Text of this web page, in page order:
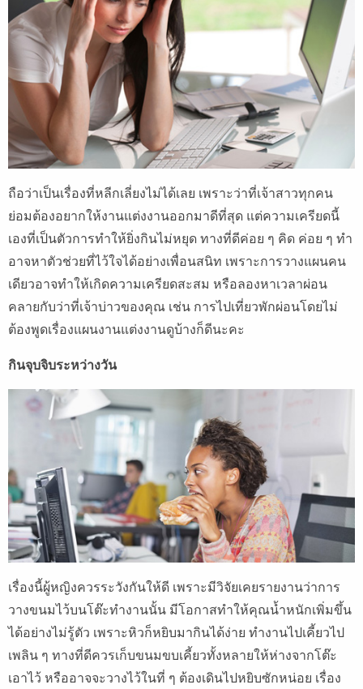
ถือว่าเป็นเรื่องที่หลีกเลี่ยงไม่ได้เลย เพราะว่าที่เจ้าสาวทุกคน
ย่อมต้องอยากให้งานแต่งงานออกมาดีที่สุด แต่ความเครียดนี้
เองที่เป็นตัวการทำให้ยิ่งกินไม่หยุด ทางที่ดีค่อย ๆ คิด ค่อย ๆ ทำ
อาจหาตัวช่วยที่ไว้ใจได้อย่างเพื่อนสนิท เพราะการวางแผนคน
เดียวอาจทำให้เกิดความเครียดสะสม หรือลองหาเวลาผ่อน
คลายกับว่าที่เจ้าบ่าวของคุณ เช่น การไปเที่ยวพักผ่อนโดยไม่
ต้องพูดเรื่องแผนงานแต่งงานดูบ้างก็ดีนะคะ
กินจุบจิบระหว่างวัน
เรื่องนี้ผู้หญิงควรระวังกันให้ดี เพราะมีวิจัยเคยรายงานว่าการ
วางขนมไว้บนโต๊ะทำงานนั้น มีโอกาสทำให้คุณน้ำหนักเพิ่มขึ้น
ได้อย่างไม่รู้ตัว เพราะหิวก็หยิบมากินได้ง่าย ทำงานไปเคี้ยวไป
เพลิน ๆ ทางที่ดีควรเก็บขนมขบเคี้ยวทั้งหลายให้ห่างจากโต๊ะ
เอาไว้ หรืออาจจะวางไว้ในที่ ๆ ต้องเดินไปหยิบซักหน่อย เรื่อง